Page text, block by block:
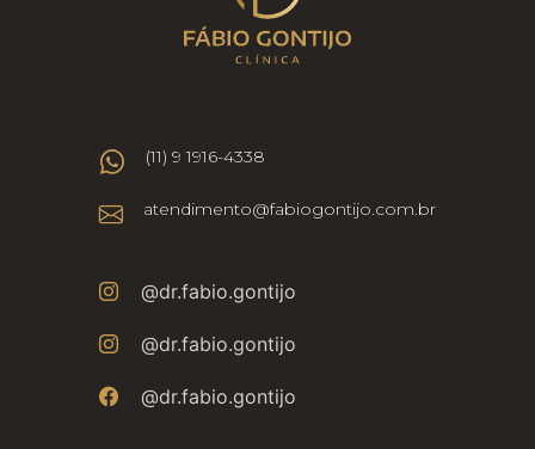
(11) 9 1916-4338
atendimento@fabiogontijo.com.br
@dr.fabio.gontijo
@dr.fabio.gontijo
@dr.fabio.gontijo